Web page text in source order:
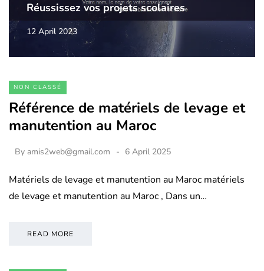
Réussissez vos projets scolaires
12 April 2023
NON CLASSÉ
Référence de matériels de levage et
manutention au Maroc
By amis2web@gmail.com 6 April 2025
Matériels de levage et manutention au Maroc matériels
de levage et manutention au Maroc , Dans un…
READ MORE